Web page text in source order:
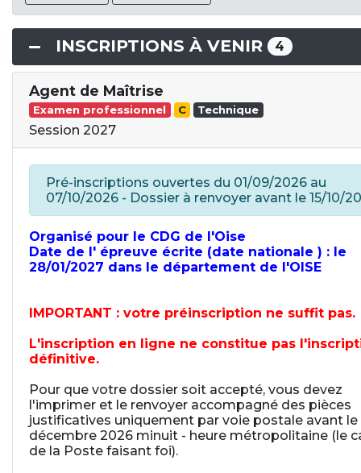
INSCRIPTIONS À VENIR 4
Agent de Maîtrise
Examen professionnel C Technique
Session 2027
Pré-inscriptions ouvertes du 01/09/2026 au
07/10/2026 - Dossier à renvoyer avant le 15/10/
Organisé pour le CDG de l'Oise
Date de l' épreuve écrite (date nationale ) : le
28/01/2027 dans le département de l'OISE
IMPORTANT : votre préinscription ne suffit pas.
L'inscription en ligne ne constitue pas
définitive.
Pour que votre dossier soit accepté, vous devez
l'imprimer et le renvoyer accompagné des pièces
justificatives uniquement par voie postale avant le
décembre 2026 minuit - heure métropolitaine (le
de la Poste faisant foi).